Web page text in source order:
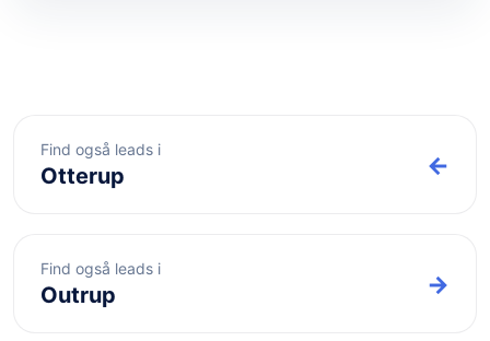
Find også leads i
Otterup ←
Find også leads i
Outrup →